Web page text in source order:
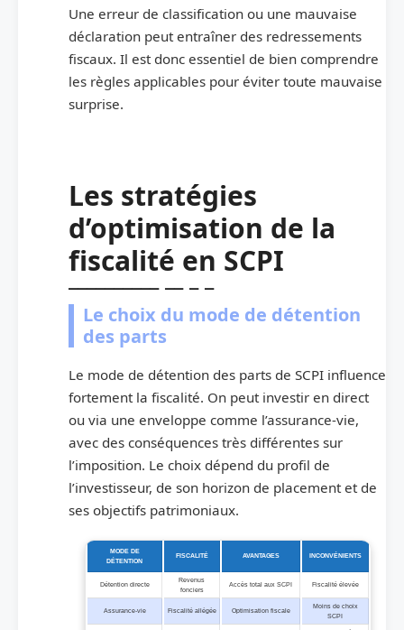
Une erreur de classification ou une mauvaise
déclaration peut entraîner des redressements
fiscaux. Il est donc essentiel de bien comprendre
les règles applicables pour éviter toute mauvaise
surprise.
Les stratégies
d’optimisation de la
fiscalité en SCPI
Le choix du mode de détention
des parts
Le mode de détention des parts de SCPI influence
fortement la fiscalité. On peut investir en direct
ou via une enveloppe comme l’assurance-vie,
avec des conséquences très différentes sur
l’imposition. Le choix dépend du profil de
l’investisseur, de son horizon de placement et de
ses objectifs patrimoniaux.
MODE DE
DÉTENTION
FISCALITÉ AVANTAGES INCONVÉNIENTS
Détention directe
Revenus
fonciers
Accès total aux SCPI Fiscalité élevée
Assurance-vie Fiscalité allégée Optimisation fiscale
Moins de choix
SCPI